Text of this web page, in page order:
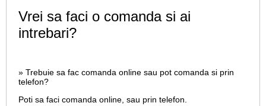
Vrei sa faci o comanda si ai
intrebari?
» Trebuie sa fac comanda online sau pot comanda si prin
telefon?
Poti sa faci comanda online, sau prin telefon.